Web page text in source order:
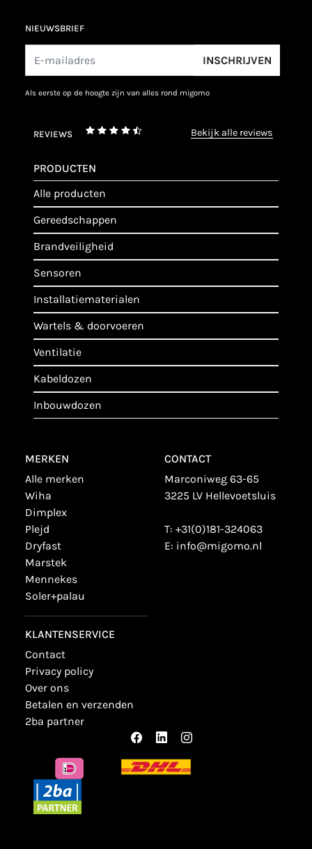
NIEUWSBRIEF
INSCHRIJVEN
als eerste op de hoogte zijn van alles rond migomo
REVIEWS bekijk alle reviews
PRODUCTEN
alle producten
gereedschappen
brandveiligheid
sensoren
installatiematerialen
wartels & doorvoeren
ventilatie
kabeldozen
inbouwdozen
MERKEN
alle merken
wiha
dimplex
plejd
dryfast
marstek
mennekes
soler+palau
KLANTENSERVICE
contact
privacy policy
over ons
betalen en verzenden
2ba partner
CONTACT
Marconiweg 63-65
3225 LV Hellevoetsluis
T: +31(0)181-324063
E: info@migomo.nl